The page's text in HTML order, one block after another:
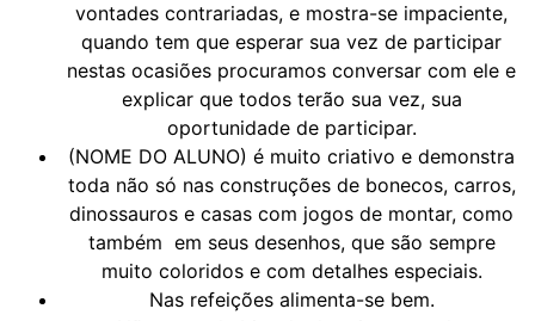
vontades contrariadas, e mostra-se impaciente,
quando tem que esperar sua vez de participar
nestas ocasiões procuramos conversar com ele e
explicar que todos terão sua vez, sua
oportunidade de participar.
(NOME DO ALUNO) é muito criativo e demonstra
toda não só nas construções de bonecos, carros,
dinossauros e casas com jogos de montar, como
também em seus desenhos, que são sempre
muito coloridos e com detalhes especiais.
Nas refeições alimenta-se bem.